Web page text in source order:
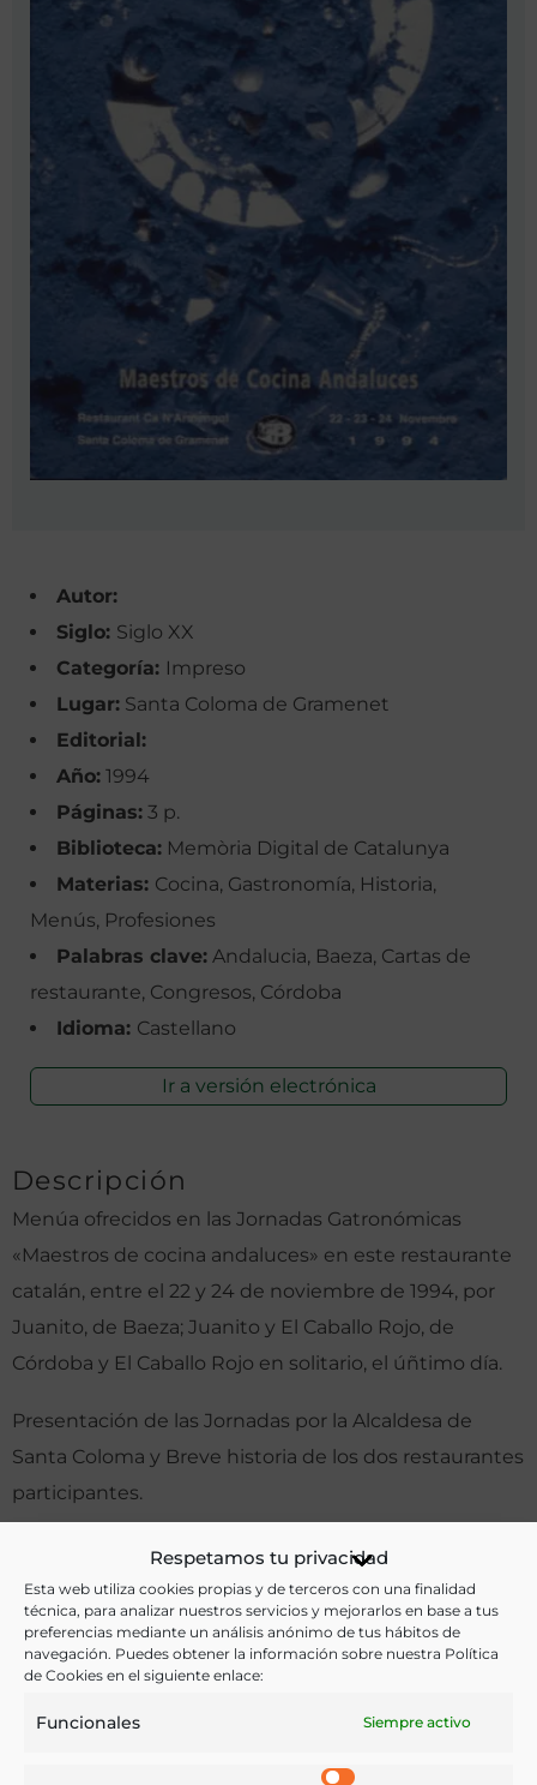
Respetamos tu privacidad
Esta web utiliza cookies propias y de terceros con una finalidad
técnica, para analizar nuestros servicios y mejorarlos en base a tus
preferencias mediante un análisis anónimo de tus hábitos de
navegación. Puedes obtener la información sobre nuestra Política
de Cookies en el siguiente enlace:
Funcionales Siempre activo
Autor:
Siglo: Siglo XX
Categoría: Impreso
Lugar: Santa Coloma de Gramenet
Editorial:
Año: 1994
Páginas: 3 p.
Biblioteca: Memòria Digital de Catalunya
Materias: Cocina, Gastronomía, Historia,
Menús, Profesiones
Palabras clave: Andalucia, Baeza, Cartas de
restaurante, Congresos, Córdoba
Idioma: Castellano
Ir a versión electrónica
Descripción
Menúa ofrecidos en las Jornadas Gatronómicas
«Maestros de cocina andaluces» en este restaurante
catalán, entre el 22 y 24 de noviembre de 1994, por
Juanito, de Baeza; Juanito y El Caballo Rojo, de
Córdoba y El Caballo Rojo en solitario, el úñtimo día.
Presentación de las Jornadas por la Alcaldesa de
Santa Coloma y Breve historia de los dos restaurantes
participantes.
Otras ediciones:
Notas: